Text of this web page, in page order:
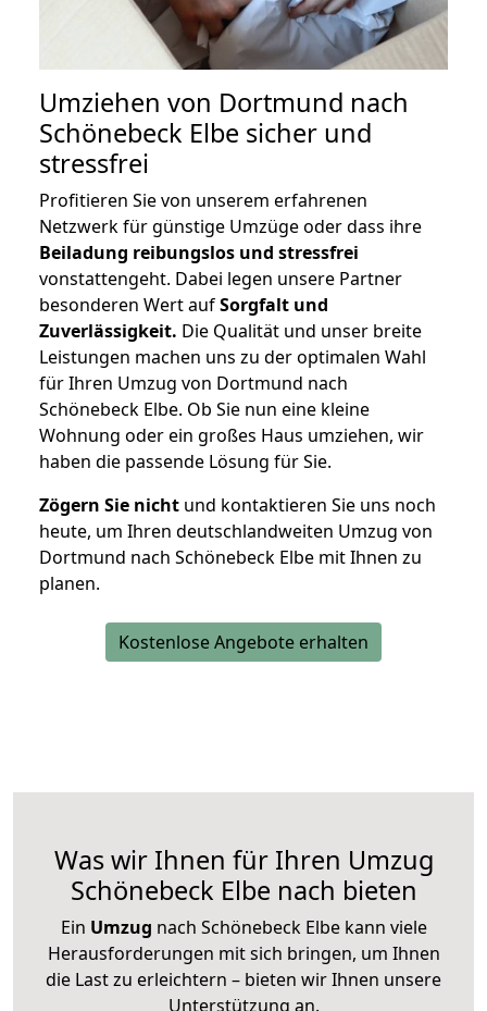
Umziehen von Dortmund nach
Schönebeck Elbe sicher und
stressfrei
Profitieren Sie von unserem erfahrenen
Netzwerk für günstige Umzüge oder dass ihre
Beiladung reibungslos und stressfrei
vonstattengeht. Dabei legen unsere Partner
besonderen Wert aufSorgfalt und
Zuverlässigkeit. Die Qualität und unser breite
Leistungen machen uns zu der optimalen Wahl
für Ihren Umzug von Dortmund nach
Schönebeck Elbe. Ob Sie nun eine kleine
Wohnung oder ein großes Haus umziehen, wir
haben die passende Lösung für Sie.
Zögern Sie nicht und kontaktieren Sie uns noch
heute, um Ihren deutschlandweiten Umzug von
Dortmund nach Schönebeck Elbe mit Ihnen zu
planen.
Kostenlose Angebote erhalten
Was wir Ihnen für Ihren Umzug
Schönebeck Elbe nach bieten
Ein Umzug nach Schönebeck Elbe kann viele
Herausforderungen mit sich bringen, um Ihnen
die Last zu erleichtern – bieten wir Ihnen unsere
Unterstützung an.